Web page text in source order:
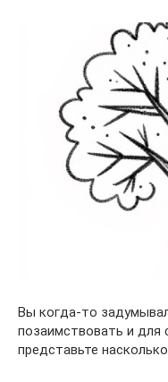
Вы когда-то
позаимствовать и для
представьте